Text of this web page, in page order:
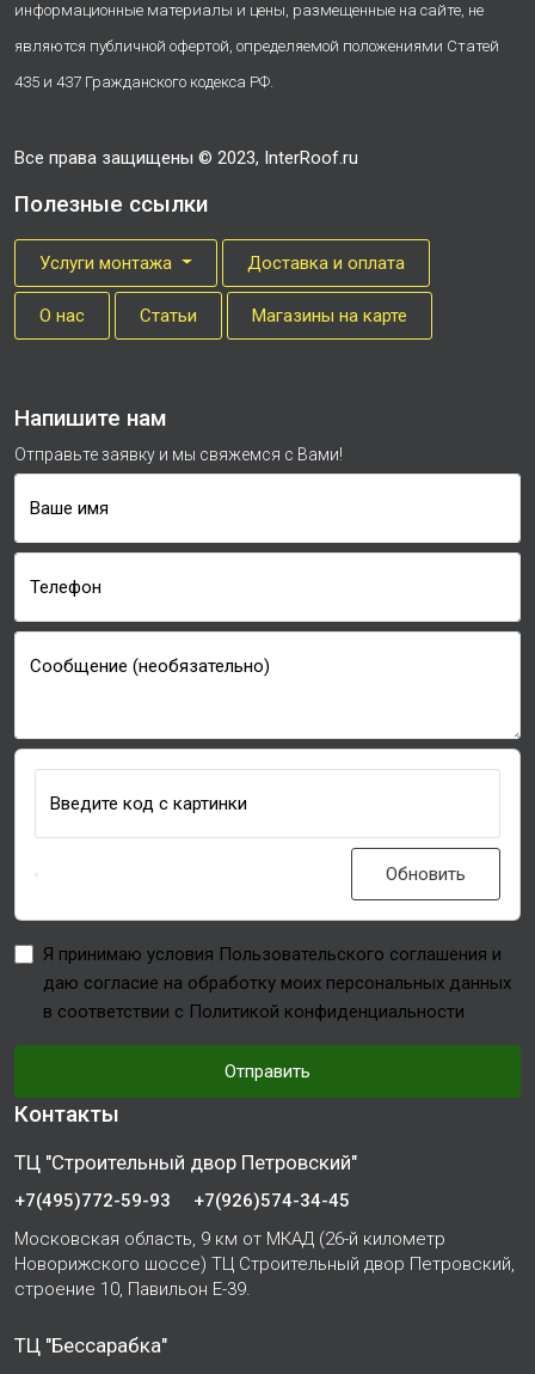
информационные материалы и цены, размещенные на сайте, не
являются публичной офертой, определяемой положениями Статей
435 и 437 Гражданского кодекса РФ.
Все права защищены © 2023, InterRoof.ru
Полезные ссылки
Услуги монтажа Доставка и оплата
О нас Cтатьи Магазины на карте
Напишите нам
Отправьте заявку и мы свяжемся с Вами!
Ваше имя
Телефон
Сообщение (необязательно)
Введите код с картинки
Обновить
Я принимаю условия Пользовательского соглашения и
даю согласие на обработку моих персональных данных
в соответствии с Политикой конфиденциальности
Отправить
Контакты
ТЦ "Строительный двор Петровский"
+7(495)772-59-93
+7(926)574-34-45
Московская область, 9 км от МКАД (26-й километр
Новорижского шоссе) ТЦ Строительный двор Петровский,
строение 10, Павильон Е-39.
ТЦ "Бессарабка"